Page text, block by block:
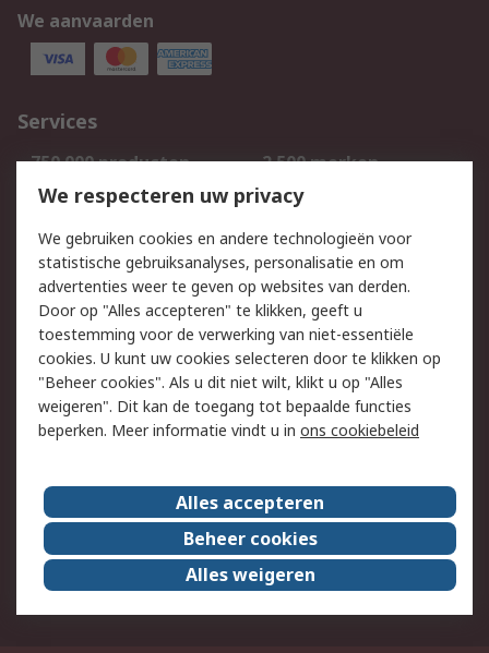
We aanvaarden
Services
750.000 producten
2.500 merken
Bestellen
Inkoopoplossingen
Track & Trace
Wettelijk
Cookiebeleid
Email veiligheid
Privacybeleid
Websitevoorwaarden
Algemene
verkoopvoorwaarden
Over RS
RS Group
Over ons
RS wereldwijd
Werken bij RS
ESG
We respecteren uw privacy
We gebruiken cookies en andere technologieën voor
statistische gebruiksanalyses, personalisatie en om
advertenties weer te geven op websites van derden.
Door op "Alles accepteren" te klikken, geeft u
toestemming voor de verwerking van niet-essentiële
cookies. U kunt uw cookies selecteren door te klikken op
"Beheer cookies". Als u dit niet wilt, klikt u op "Alles
weigeren". Dit kan de toegang tot bepaalde functies
beperken. Meer informatie vindt u in ons cookiebeleid
Alles accepteren
Beheer cookies
Alles weigeren